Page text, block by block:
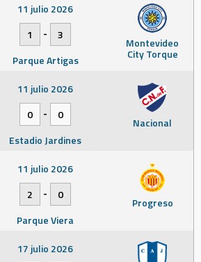
Montevideo
City Torque
11 julio 2026
1
-
3
Parque Artigas
Nacional
11 julio 2026
0
-
0
Estadio Jardines
Progreso
11 julio 2026
2
-
0
Parque Viera
17 julio 2026